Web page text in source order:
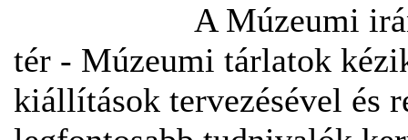
A Múzeumi
tér - Múzeumi tárlatok
kiállítások tervezésével és